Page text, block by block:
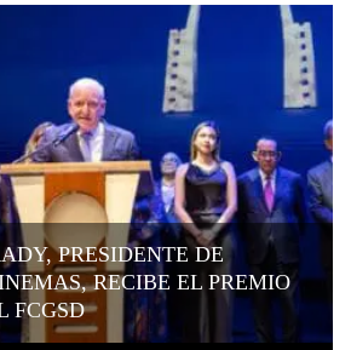
PRESIDENTE DE
RECIBE EL PREMIO
FCGSD